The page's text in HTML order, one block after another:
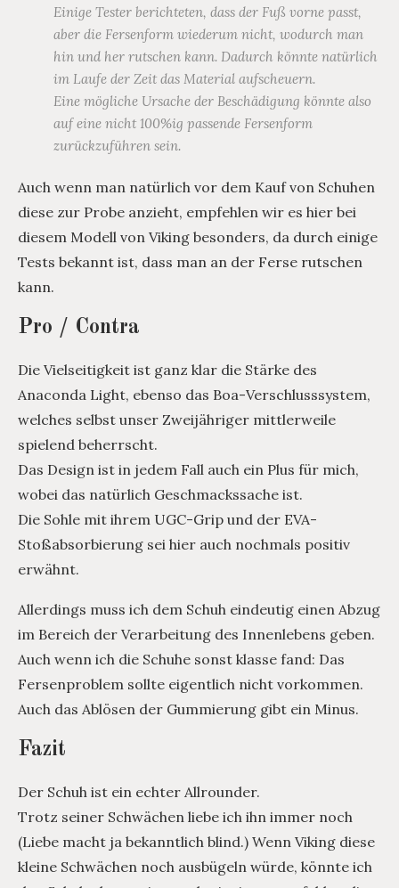
Einige Tester berichteten, dass der Fuß vorne passt,
aber die Fersenform wiederum nicht, wodurch man
hin und her rutschen kann. Dadurch könnte natürlich
im Laufe der Zeit das Material aufscheuern.
Eine mögliche Ursache der Beschädigung könnte also
auf eine nicht 100%ig passende Fersenform
zurückzuführen sein.
Auch wenn man natürlich vor dem Kauf von Schuhen
diese zur Probe anzieht, empfehlen wir es hier bei
diesem Modell von Viking besonders, da durch einige
Tests bekannt ist, dass man an der Ferse rutschen
kann.
Pro / Contra
Die Vielseitigkeit ist ganz klar die Stärke des
Anaconda Light, ebenso das Boa-Verschlusssystem,
welches selbst unser Zweijähriger mittlerweile
spielend beherrscht.
Das Design ist in jedem Fall auch ein Plus für mich,
wobei das natürlich Geschmackssache ist.
Die Sohle mit ihrem UGC-Grip und der EVA-
Stoßabsorbierung sei hier auch nochmals positiv
erwähnt.
Allerdings muss ich dem Schuh eindeutig einen Abzug
im Bereich der Verarbeitung des Innenlebens geben.
Auch wenn ich die Schuhe sonst klasse fand: Das
Fersenproblem sollte eigentlich nicht vorkommen.
Auch das Ablösen der Gummierung gibt ein Minus.
Fazit
Der Schuh ist ein echter Allrounder.
Trotz seiner Schwächen liebe ich ihn immer noch
(Liebe macht ja bekanntlich blind.) Wenn Viking diese
kleine Schwächen noch ausbügeln würde, könnte ich